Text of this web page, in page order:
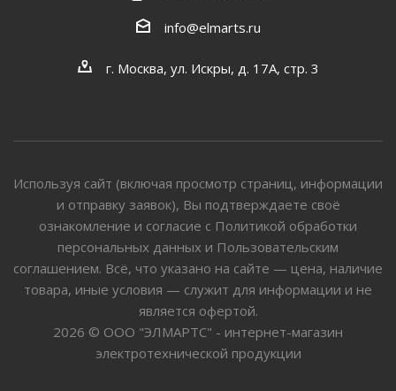
info@elmarts.ru
г. Москва, ул. Искры, д. 17А, стр. 3
Используя сайт (включая просмотр страниц, информации
и отправку заявок), Вы подтверждаете своё
ознакомление и согласие с Политикой обработки
персональных данных и Пользовательским
соглашением. Всё, что указано на сайте — цена, наличие
товара, иные условия — служит для информации и не
является офертой.
2026 © ООО "ЭЛМАРТС" - интернет-магазин
электротехнической продукции